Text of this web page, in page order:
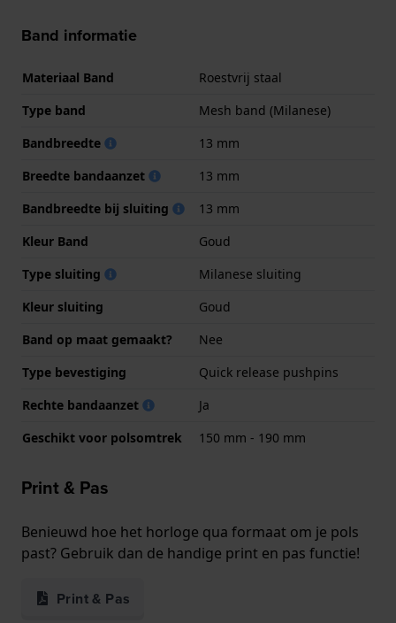
Band informatie
Materiaal Band
Roestvrij staal
Type band
Mesh band (Milanese)
Bandbreedte
13 mm
Breedte bandaanzet
13 mm
Bandbreedte bij sluiting
13 mm
Kleur Band
Goud
Type sluiting
Milanese sluiting
Kleur sluiting
Goud
Band op maat gemaakt?
Nee
Type bevestiging
Quick release pushpins
Rechte bandaanzet
Ja
Geschikt voor polsomtrek
150 mm - 190 mm
Print & Pas
Benieuwd hoe het horloge qua formaat om je pols
past? Gebruik dan de handige print en pas functie!
Print & Pas